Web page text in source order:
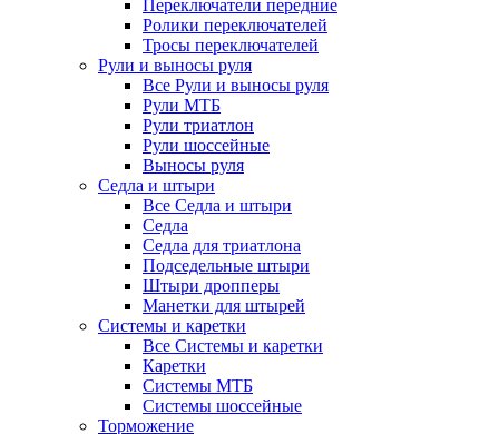
Переключатели передние
Ролики переключателей
Тросы переключателей
Рули и выносы руля
Все Рули и выносы руля
Рули МТБ
Рули триатлон
Рули шоссейные
Выносы руля
Седла и штыри
Все Седла и штыри
Седла
Седла для триатлона
Подседельные штыри
Штыри дропперы
Манетки для штырей
Системы и каретки
Все Системы и каретки
Каретки
Системы МТБ
Системы шоссейные
Торможение